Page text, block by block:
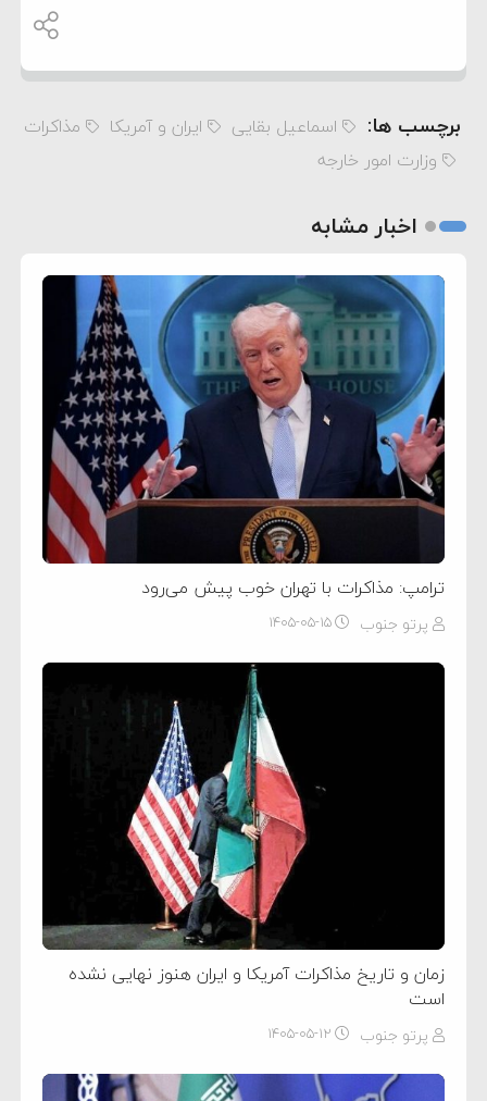
برچسب ها: اسماعیل بقایی ایران و آمریکا
مذاکرات
وزارت امور خارجه
اخبار مشابه
ترامپ: مذاکرات با تهران خوب پیش می‌رود
پرتو جنوب ۱۴۰۵-۰۵-۱۵
زمان و تاریخ مذاکرات آمریکا و ایران هنوز نهایی نشده
است
پرتو جنوب ۱۴۰۵-۰۵-۱۲